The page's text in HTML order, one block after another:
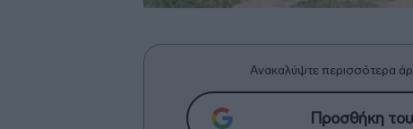
Ανακαλύψτε περισσότερα
Προσθήκη